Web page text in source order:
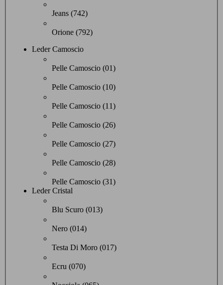
Jeans (742)
Orione (792)
Leder Camoscio
Pelle Camoscio (01)
Pelle Camoscio (10)
Pelle Camoscio (11)
Pelle Camoscio (26)
Pelle Camoscio (27)
Pelle Camoscio (28)
Pelle Camoscio (31)
Leder Cristal
Blu Scuro (013)
Nero (014)
Testa Di Moro (017)
Ecru (070)